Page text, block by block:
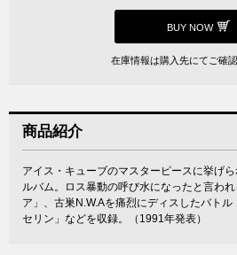
BUY NOW
在庫情報は購入先にてご確認
商品紹介
アイス・キューブのマスターピースに挙げ
ルバム。ロス暴動の呼び水になったと言わ
ア」、古巣N.W.Aを痛烈にディスしたバト
セリン」などを収録。（1991年発表）